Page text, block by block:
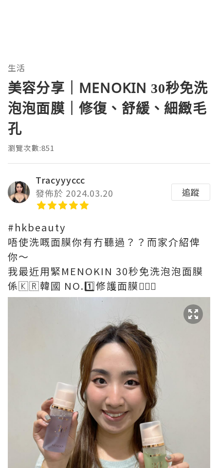
生活
美容分享｜MENOKIN 30秒免洗
泡泡面膜｜修復、舒緩、細緻毛
孔
瀏覽次數:851
Tracyyyccc
發佈於 2024.03.20
追蹤
#hkbeauty
唔使洗嘅面膜你有冇聽過？？而家介紹俾
你～
我最近用緊MENOKIN 30秒免洗泡泡面膜
係🇰🇷韓國 NO.1️⃣修護面膜🧖🏻‍♀